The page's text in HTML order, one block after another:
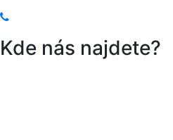
Kde nás najdete?